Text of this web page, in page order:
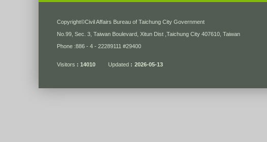
Copyright©Civil Affairs Bureau of Taichung City Government
No.99, Sec. 3, Taiwan Boulevard, Xitun Dist ,Taichung City 407610, Taiwan
Phone :886 - 4 - 22289111 #29400
Visitors 14010 Updated 2026-05-13